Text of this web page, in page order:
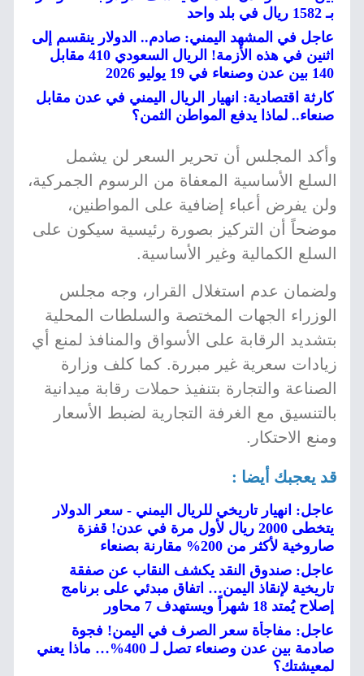
بـ 1582 ريال في بلد واحد
عاجل في المشهد اليمني: صادم.. الدولار ينقسم إلى
اثنين في هذه الأزمة! الريال السعودي 410 مقابل
140 بين عدن وصنعاء في 19 يوليو 2026
كارثة اقتصادية: انهيار الريال اليمني في عدن مقابل
صنعاء.. لماذا يدفع المواطن الثمن؟
وأكد المجلس أن تحرير السعر لن يشمل
السلع الأساسية المعفاة من الرسوم الجمركية،
ولن يفرض أعباء إضافية على المواطنين،
موضحاً أن التركيز بصورة رئيسية سيكون على
السلع الكمالية وغير الأساسية.
ولضمان عدم استغلال القرار، وجه مجلس
الوزراء الجهات المختصة والسلطات المحلية
بتشديد الرقابة على الأسواق والمنافذ لمنع أي
زيادات سعرية غير مبررة. كما كلف وزارة
الصناعة والتجارة بتنفيذ حملات رقابة ميدانية
بالتنسيق مع الغرفة التجارية لضبط الأسعار
ومنع الاحتكار.
قد يعجبك أيضا :
عاجل: انهيار تاريخي للريال اليمني - سعر الدولار
يتخطى 2000 ريال لأول مرة في عدن! قفزة
صاروخية لأكثر من 200% مقارنة بصنعاء
عاجل: صندوق النقد يكشف النقاب عن صفقة
تاريخية لإنقاذ اليمن… اتفاق مبدئي على برنامج
إصلاح يُمتد 18 شهراً ويستهدف 7 محاور
عاجل: مفاجأة سعر الصرف في اليمن! فجوة
صادمة بين عدن وصنعاء تصل لـ 400%… ماذا يعني
لمعيشتك؟